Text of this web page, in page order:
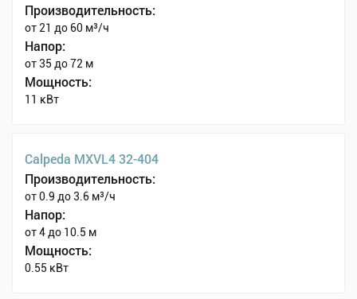
Производительность:
от 21 до 60 м³/ч
Напор:
от 35 до 72 м
Мощность:
11 кВт
Calpeda MXVL4 32-404
Производительность:
от 0.9 до 3.6 м³/ч
Напор:
от 4 до 10.5 м
Мощность:
0.55 кВт